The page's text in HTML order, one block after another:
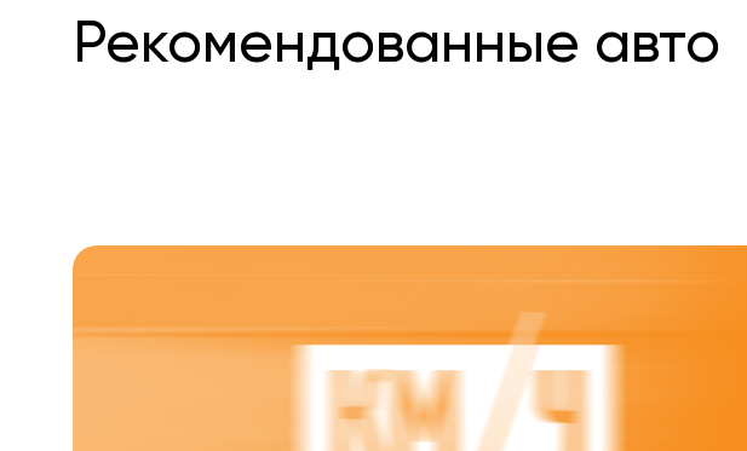
Рекомендованные авто